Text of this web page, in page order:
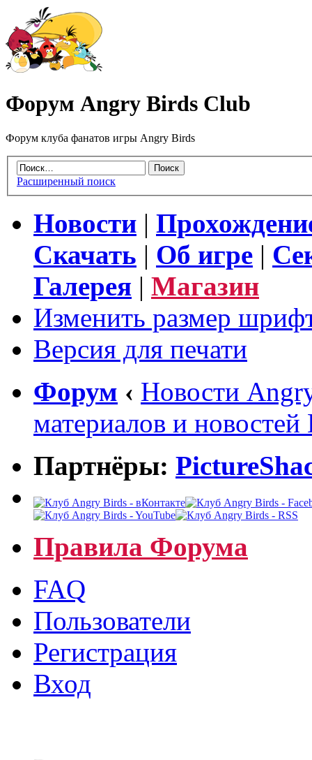
Форум Angry Birds Club
Форум клуба фанатов игры Angry Birds
Расширенный поиск
Новости |
Скачать | Об игре |
Галерея | Магазин
Изменить размер
Версия для печати
Форум ‹ Новости
материалов и новостей
Партнёры:
Правила Форума
FAQ
Пользователи
Регистрация
Вход